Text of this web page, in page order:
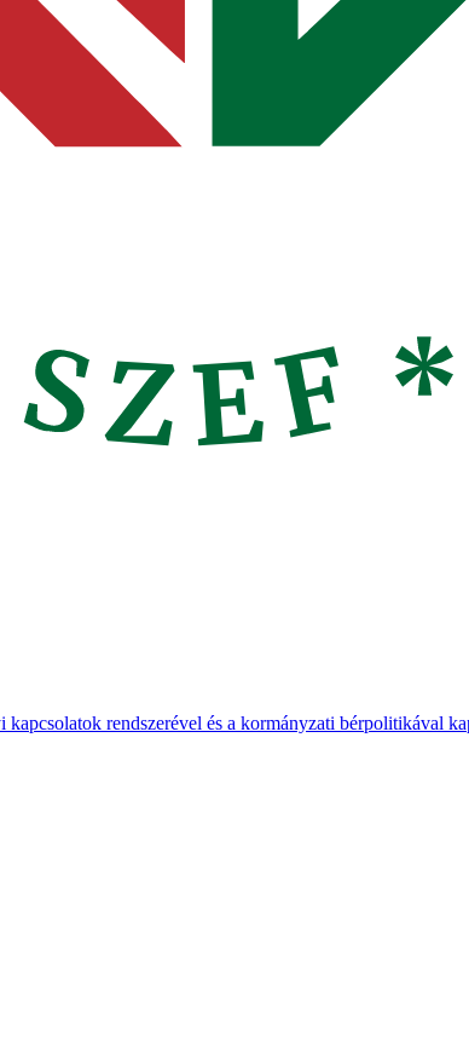
rendszerével és a kormányzati bérpolitikával